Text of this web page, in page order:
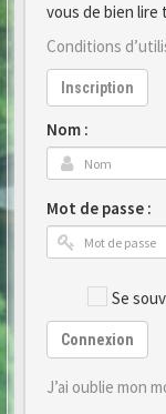
vous de bien
Conditions
Inscription
Nom :
Mot de passe :
Se
Connexion
J’ai oublie mon